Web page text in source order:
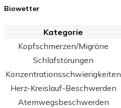
Biowetter
Kategorie
Kopfschmerzen/Migräne
Schlafstörungen
Konzentrationsschwierigkeiten
Herz-Kreislauf-Beschwerden
Atemwegsbeschwerden